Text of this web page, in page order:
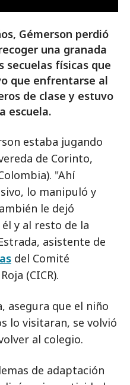
Gémerson perdió
una granada
secuelas físicas que
que enfrentarse al
de clase y estuvo
escuela.
estaba jugando
de Corinto,
"Ahí
lo manipuló y
le dejó
y al resto de la
asistente de
del Comité
(CICR).
asegura que el niño
lo visitaran, se volvió
al colegio.
de adaptación